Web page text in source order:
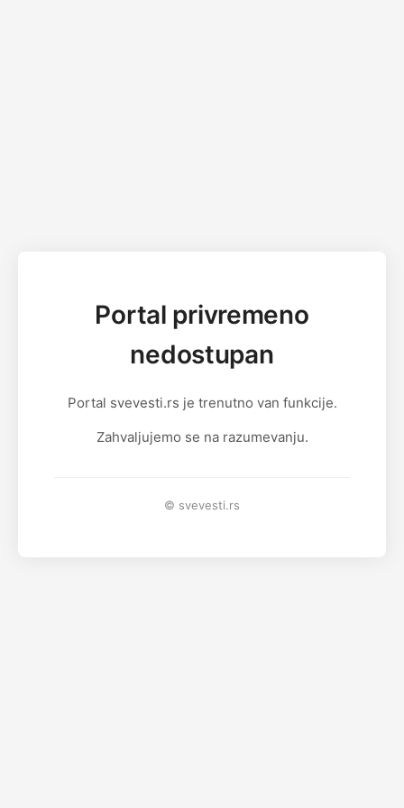
Portal privremeno
nedostupan
Portal svevesti.rs je trenutno van funkcije.
Zahvaljujemo se na razumevanju.
© svevesti.rs